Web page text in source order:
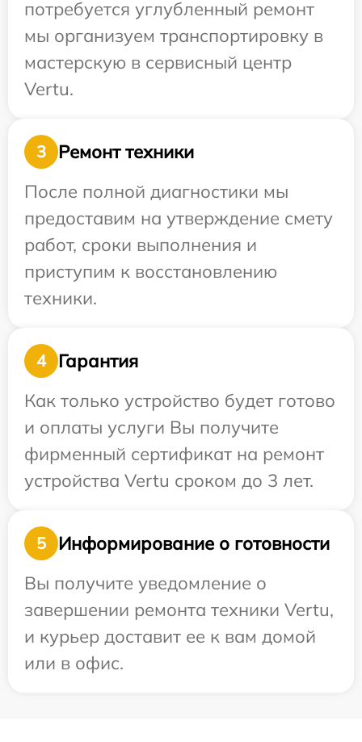
потребуется углубленный ремонт
мы организуем транспортировку в
мастерскую в сервисный центр
Vertu.
3
Ремонт техники
После полной диагностики мы
предоставим на утверждение смету
работ, сроки выполнения и
приступим к восстановлению
техники.
4
Гарантия
Как только устройство будет готово
и оплаты услуги Вы получите
фирменный сертификат на ремонт
устройства Vertu сроком до 3 лет.
5
Информирование о готовности
Вы получите уведомление о
завершении ремонта техники Vertu,
и курьер доставит ее к вам домой
или в офис.